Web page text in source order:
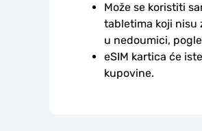
Može se koristiti
tabletima koji nisu
u nedoumici,
eSIM kartica će
kupovine.